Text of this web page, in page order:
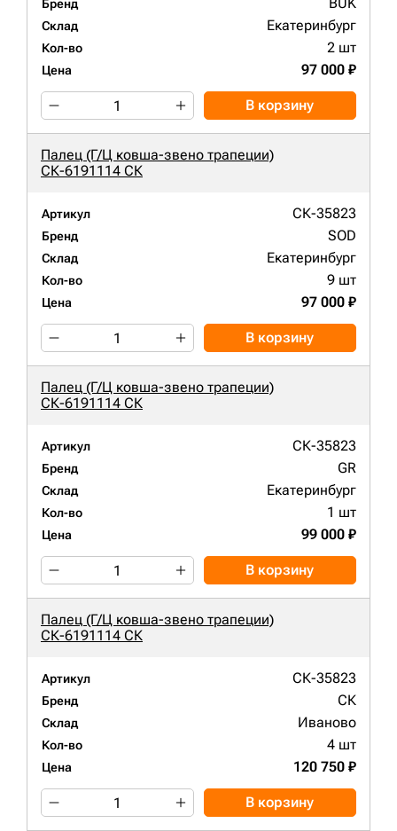
Бренд
Склад Екатеринбург
Кол-во 2 шт
Цена 97 000 ₽
В корзину
Палец (Г/Ц ковша-звено трапеции)
СК-6191114 СК
Артикул СК-35823
Бренд SOD
Склад Екатеринбург
Кол-во 9 шт
Цена 97 000 ₽
В корзину
Палец (Г/Ц ковша-звено трапеции)
СК-6191114 СК
Артикул СК-35823
Бренд GR
Склад Екатеринбург
Кол-во 1 шт
Цена 99 000 ₽
В корзину
Палец (Г/Ц ковша-звено трапеции)
СК-6191114 СК
Артикул СК-35823
Бренд СК
Склад Иваново
Кол-во 4 шт
Цена 120 750 ₽
В корзину